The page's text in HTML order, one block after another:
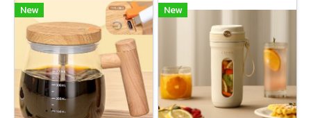
New New